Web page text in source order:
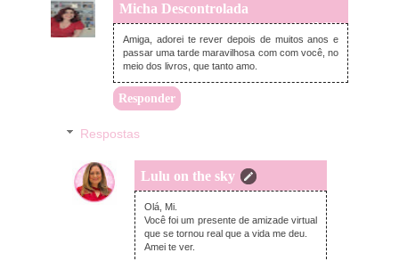
Micha Descontrolada
domingo, setembro 15, 2024
Amiga, adorei te rever depois de muitos anos e
passar uma tarde maravilhosa com com você, no
meio dos livros, que tanto amo.
Responder
Respostas
Lulu on the sky
domingo, setembro 22, 2024
Olá, Mi.
Você foi um presente de amizade virtual
que se tornou real que a vida me deu.
Amei te ver.